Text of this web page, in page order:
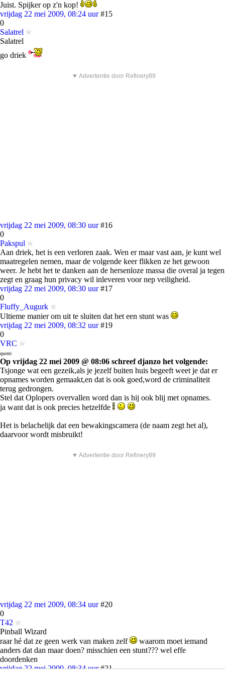
Juist. Spijker op z'n kop!
vrijdag 22 mei 2009, 08:24 uur #15
0
Salatrel
Salatrel
go driek
▼ Advertentie door Refinery89
vrijdag 22 mei 2009, 08:30 uur #16
0
Pakspul
Aan driek, het is een verloren zaak. Wen er maar vast aan, je kunt wel
maatregelen nemen, maar de volgende keer flikken ze het gewoon
weer. Je hebt het te danken aan de hersenloze massa die overal ja tegen
zegt en graag hun privacy wil inleveren voor nep veiligheid.
vrijdag 22 mei 2009, 08:30 uur #17
0
Fluffy_Augurk
Ultieme manier om uit te sluiten dat het een stunt was
vrijdag 22 mei 2009, 08:32 uur #19
0
VRC
quote:
Op vrijdag 22 mei 2009 @ 08:06 schreef djanzo het volgende:
Tsjonge wat een gezeik,als je jezelf buiten huis begeeft weet je dat er
opnames worden gemaakt,en dat is ook goed,word de criminaliteit
terug gedrongen.
Stel dat Oplopers overvallen word dan is hij ook blij met opnames.
ja want dat is ook precies hetzelfde
Het is belachelijk dat een bewakingscamera (de naam zegt het al),
daarvoor wordt misbruikt!
▼ Advertentie door Refinery89
vrijdag 22 mei 2009, 08:34 uur #20
0
T42
Pinball Wizard
raar hé dat ze geen werk van maken zelf
waarom moet iemand
anders dat dan maar doen? misschien een stunt??? wel effe
doordenken
vrijdag 22 mei 2009, 08:34 uur #21